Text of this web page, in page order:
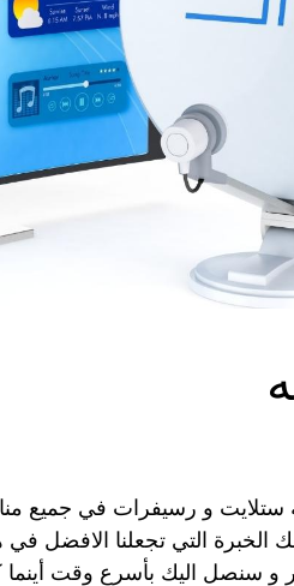
و صيانة ستلايت و رسيفرات في جميع
الخبرة التي تجعلنا الافضل في
و سنصل اليك بأسرع وقت